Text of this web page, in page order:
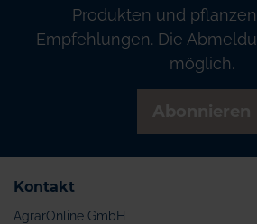
Produkten und
Empfehlungen. Die
möglich.
Kontakt
AgrarOnline GmbH